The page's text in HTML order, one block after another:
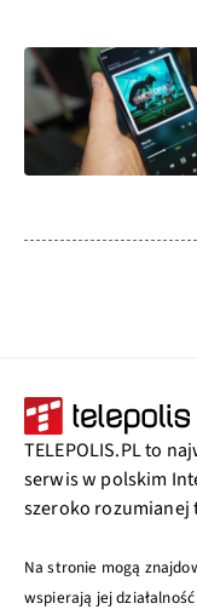
TELEPOLIS.PL to
serwis w polskim
szeroko
Na stronie mogą
wspierają jej